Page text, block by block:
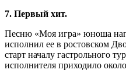
7. Первый хит.
Песню «Моя игра» юноша
исполнил ее в ростовском
старт началу гастрольного
исполнителя приходило